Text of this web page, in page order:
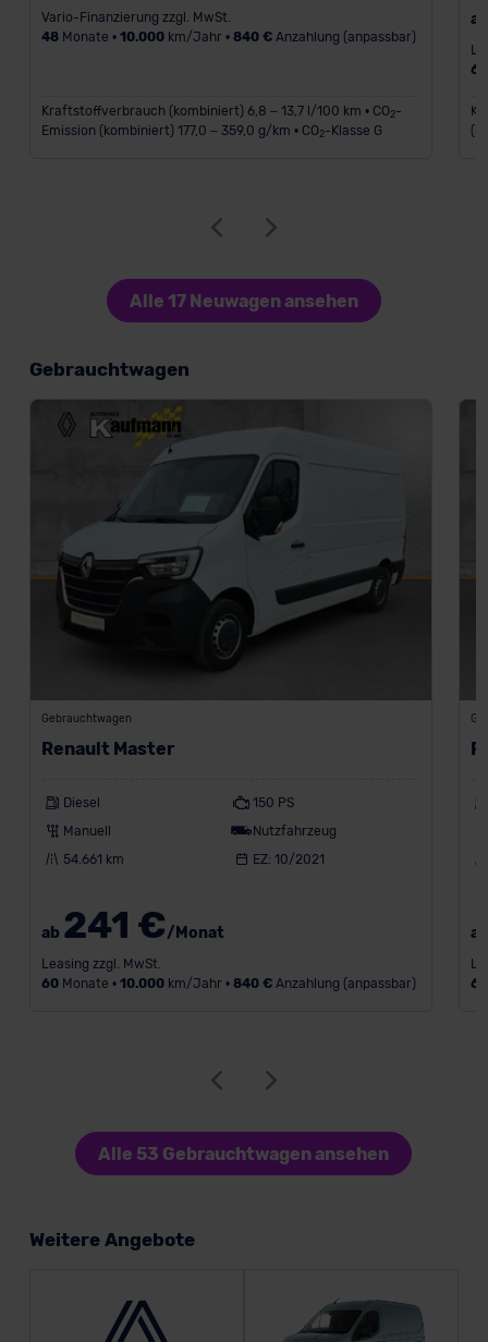
Vario-Finanzierung zzgl. MwSt.
48Monate • 10.000km/Jahr • 840 €Anzahlung (anpassbar)
Kraftstoffverbrauch (kombiniert) 6,8 – 13,7 l/100 km • CO2-
Emission (kombiniert) 177,0 – 359,0 g/km • CO2-Klasse G
60
Alle 17 Neuwagen ansehen
Gebrauchtwagen
Gebrauchtwagen
Renault Master
Diesel
150 PS
Manuell
Nutzfahrzeug
54.661 km
EZ: 10/2021
ab 241 €/Monat
Leasing zzgl. MwSt.
60Monate • 10.000km/Jahr • 840 €Anzahlung (anpassbar)
60
Alle 53 Gebrauchtwagen ansehen
Weitere Angebote